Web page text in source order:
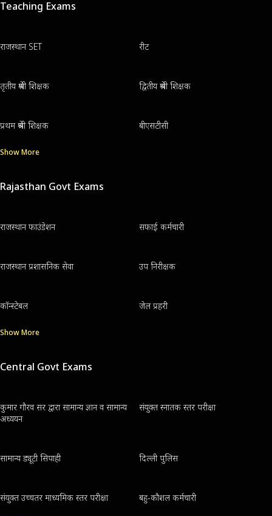
Teaching Exams
राजस्थान SET रीट
तृतीय श्रेणी शिक्षक द्वितीय श्रेणी शिक्षक
प्रथम श्रेणी शिक्षक बीएसटीसी
Show More
Rajasthan Govt Exams
राजस्थान फाउंडेशन सफाई कर्मचारी
राजस्थान प्रशासनिक सेवा उप निरीक्षक
कॉन्स्टेबल जेल प्रहरी
Show More
Central Govt Exams
कुमार गौरव सर द्वारा सामान्य ज्ञान व सामान्य
अध्ययन
संयुक्त स्नातक स्तर परीक्षा
सामान्य ड्यूटी सिपाही दिल्ली पुलिस
संयुक्त उच्चतर माध्यमिक स्तर परीक्षा बहु-कौशल कर्मचारी